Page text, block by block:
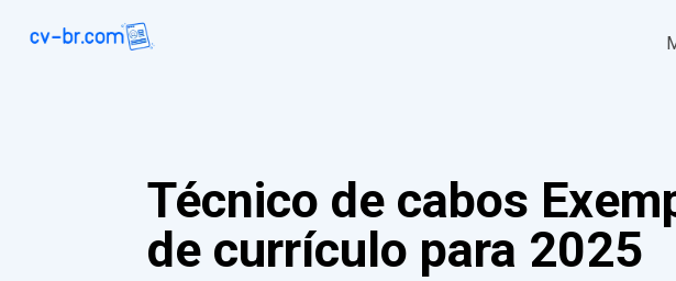
Técnico de cabos
de currículo para 2025